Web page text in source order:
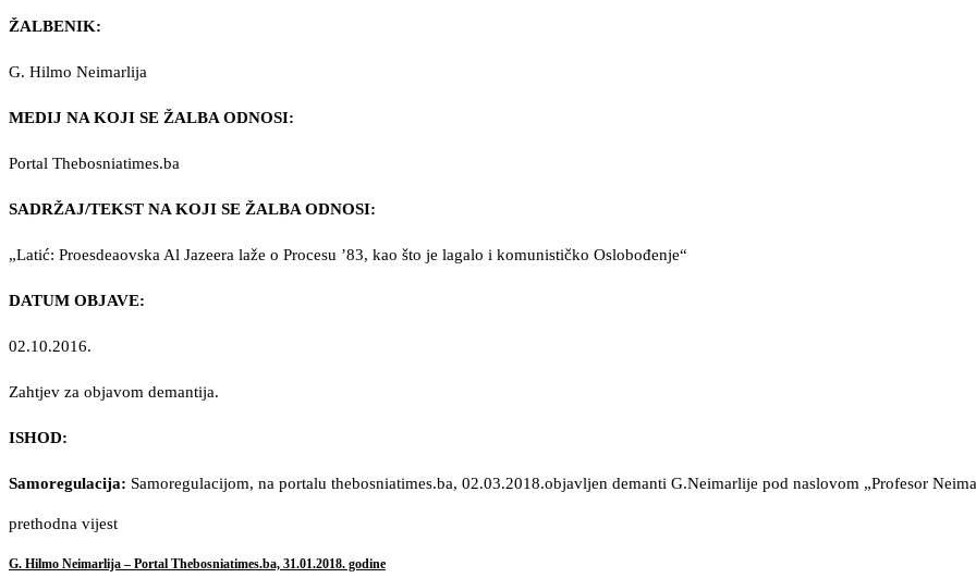
ŽALBENIK:
G. Hilmo Neimarlija
MEDIJ NA KOJI SE ŽALBA ODNOSI:
Portal Thebosniatimes.ba
SADRŽAJ/TEKST NA KOJI SE ŽALBA ODNOSI:
„Latić: Proesdeaovska Al Jazeera laže o Procesu ’83, kao što je lagalo i komunističko Oslobođenje“
DATUM OBJAVE:
02.10.2016.
Zahtjev za objavom demantija.
ISHOD:
Samoregulacija: Samoregulacijom, na portalu thebosniatimes.ba, 02.03.2018.objavljen demanti G.Neimarlije pod naslovom „Profesor
prethodna vijest
G. Hilmo Neimarlija – Portal Thebosniatimes.ba, 31.01.2018. godine